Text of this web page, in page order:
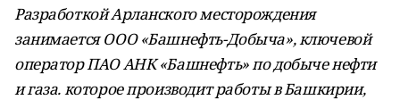
Разработкой Арланского месторождения
занимается ООО «Башнефть-Добыча», ключевой
оператор ПАО АНК «Башнефть» по добыче нефти
и газа. которое производит работы в Башкирии,